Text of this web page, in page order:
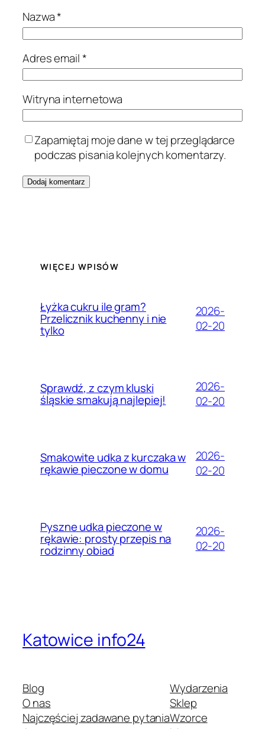
Nazwa*
Adres email*
Witryna internetowa
Zapamiętaj moje dane w tej przeglądarce
podczas pisania kolejnych komentarzy.
WIĘCEJ WPISÓW
Łyżka cukru ile gram?
Przelicznik kuchenny i nie
tylko
2026-
02-20
Sprawdź, z czym kluski
śląskie smakują najlepiej!
2026-
02-20
Smakowite udka z kurczaka w
rękawie pieczone w domu
2026-
02-20
Pyszne udka pieczone w
rękawie: prosty przepis na
rodzinny obiad
2026-
02-20
Katowice info24
Blog
O nas
Najczęściej zadawane pytania
Wydarzenia
Sklep
Wzorce